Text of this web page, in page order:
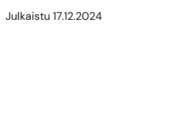
Julkaistu 17.12.2024